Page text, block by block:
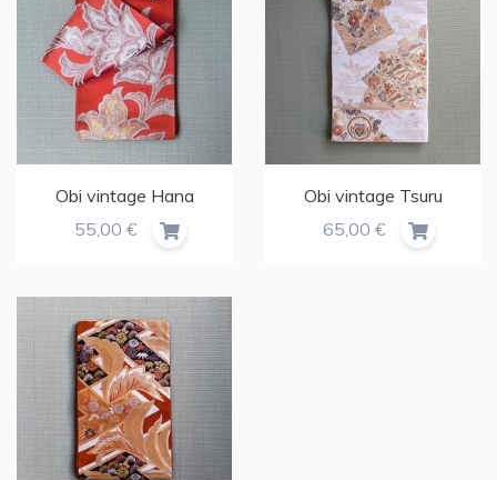
Obi vintage Hana
55,00 €
Obi vintage Tsuru
65,00 €